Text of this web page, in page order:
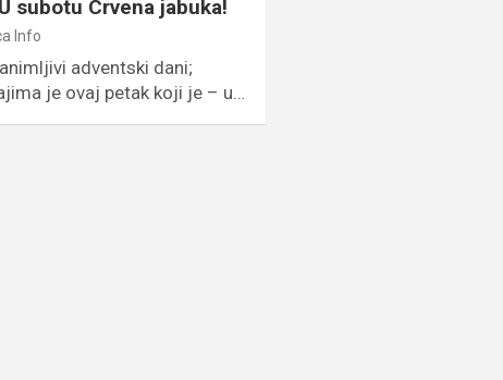
subotu Crvena jabuka!
Info
adventski dani;
je ovaj petak koji je – u…